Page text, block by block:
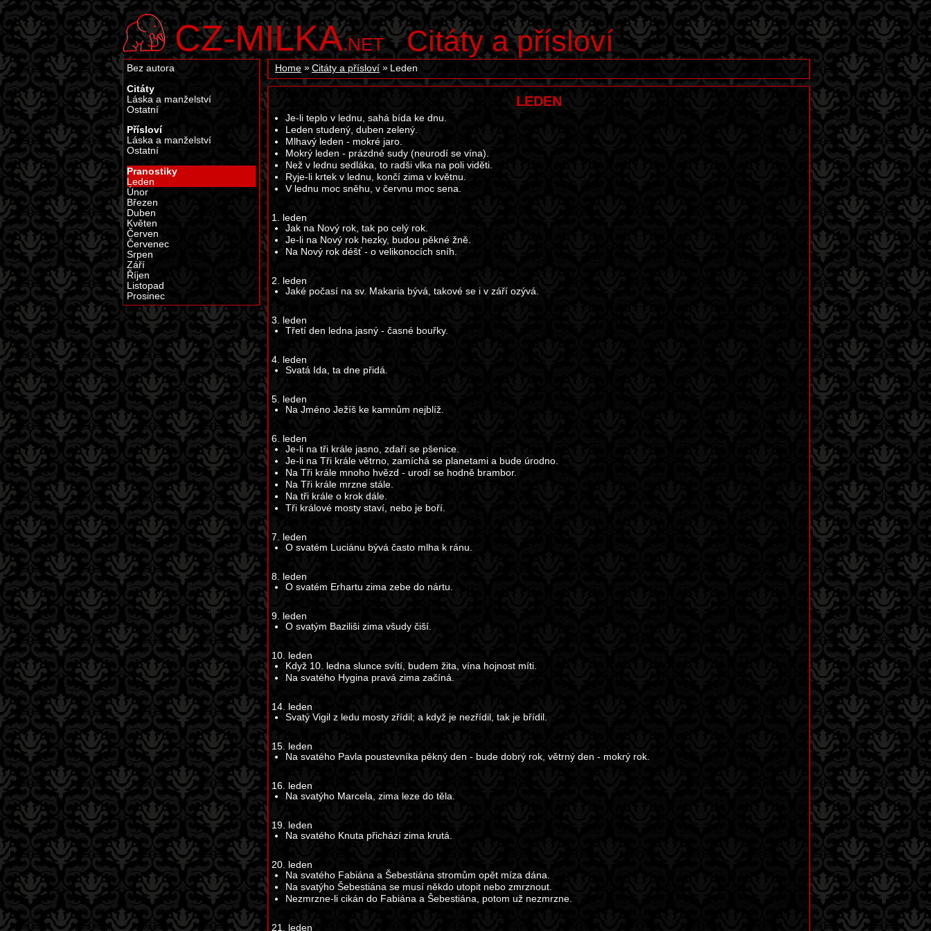
CZ-MILKA.NET Citáty a přísloví
Home Citáty a přísloví Leden
LEDEN
Je-li teplo v lednu, sahá bída ke dnu.
Leden studený, duben zelený.
Mlhavý leden - mokré jaro.
Mokrý leden - prázdné sudy (neurodí se vína).
Než v lednu sedláka, to radši vlka na poli viděti.
Ryje-li krtek v lednu, končí zima v květnu.
V lednu moc sněhu, v červnu moc sena.
1. leden
Jak na Nový rok, tak po celý rok.
Je-li na Nový rok hezky, budou pěkné žně.
Na Nový rok déšť - o velikonocích sníh.
2. leden
Jaké počasí na sv. Makaria bývá, takové se i v září ozývá.
3. leden
Třetí den ledna jasný - časné bouřky.
4. leden
Svatá Ida, ta dne přidá.
5. leden
Na Jméno Ježíš ke kamnům nejblíž.
6. leden
Je-li na tři krále jasno, zdaří se pšenice.
Je-li na Tři krále větrno, zamíchá se planetami a bude úrodno.
Na Tři krále mnoho hvězd - urodí se hodně brambor.
Na Tři krále mrzne stále.
Na tři krále o krok dále.
Tři králové mosty staví, nebo je boří.
7. leden
O svatém Luciánu bývá často mlha k ránu.
8. leden
O svatém Erhartu zima zebe do nártu.
9. leden
O svatým Baziliši zima všudy čiší.
10. leden
Když 10. ledna slunce svítí, budem žita, vína hojnost míti.
Na svatého Hygina pravá zima začíná.
14. leden
Svatý Vigil z ledu mosty zřídil; a když je nezřídil, tak je břídil.
15. leden
Na svatého Pavla poustevníka pěkný den - bude dobrý rok, větrný den - mokrý rok.
16. leden
Na svatýho Marcela, zima leze do těla.
19. leden
Na svatého Knuta přichází zima krutá.
20. leden
Na svatého Fabiána a Šebestiána stromům opět míza dána.
Na svatýho Šebestiána se musí někdo utopit nebo zmrznout.
Nezmrzne-li cikán do Fabiána a Šebestiána, potom už nezmrzne.
21. leden
Bez autora
Citáty
Láska a manželství
Ostatní
Přísloví
Láska a manželství
Ostatní
Pranostiky
Leden
Únor
Březen
Duben
Květen
Červen
Červenec
Srpen
Září
Říjen
Listopad
Prosinec